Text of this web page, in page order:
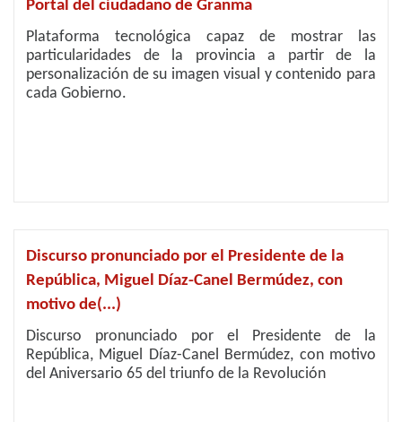
Portal del ciudadano de Granma
Plataforma tecnológica capaz de mostrar las
particularidades de la provincia a partir de la
personalización de su imagen visual y contenido para
cada Gobierno.
Discurso pronunciado por el Presidente de la
República, Miguel Díaz-Canel Bermúdez, con
motivo de(...)
Discurso pronunciado por el Presidente de la
República, Miguel Díaz-Canel Bermúdez, con motivo
del Aniversario 65 del triunfo de la Revolución